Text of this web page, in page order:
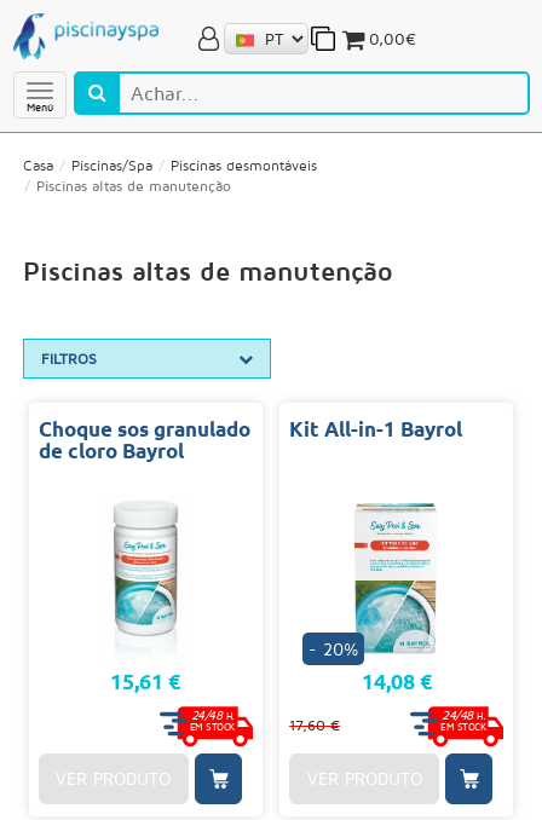
Menú
0,00€
Casa Piscinas/Spa
Piscinas desmontáveis
Piscinas altas de manutenção
Piscinas altas de manutenção
FILTROS
Choque sos granulado
de cloro Bayrol
15,61 €
24/48 H.
EM STOCK
VER PRODUTO
Kit All-in-1 Bayrol
- 20%
14,08 €
17,60 €
24/48H.
EM STOCK
VER PRODUTO